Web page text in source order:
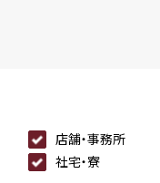
店舗・事務所
社宅・寮